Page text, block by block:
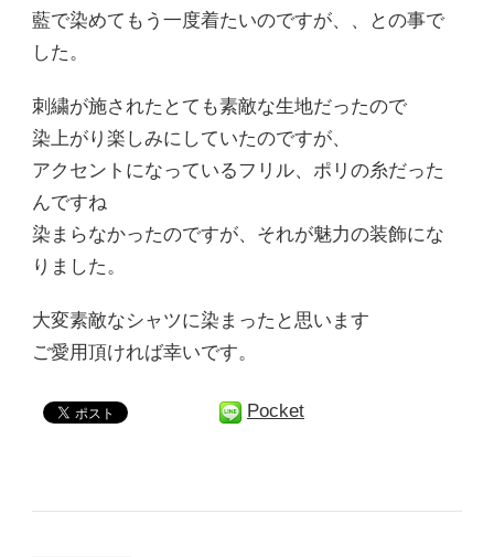
藍で染めてもう一度着たいのですが、、との事で
した。
刺繍が施されたとても素敵な生地だったので
染上がり楽しみにしていたのですが、
アクセントになっているフリル、ポリの糸だった
んですね
染まらなかったのですが、それが魅力の装飾にな
りました。
大変素敵なシャツに染まったと思います
ご愛用頂ければ幸いです。
Pocket